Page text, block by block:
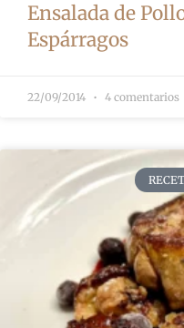
Ensalada de
Espárragos
22/09/2014 4 comentarios